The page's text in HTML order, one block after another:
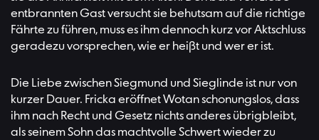
entbrannten Gast versucht sie behutsam auf die richtige
Fährte zu führen, muss es ihm dennoch kurz vor Aktschluss
geradezu vorsprechen, wie er heißt und wer er ist.
Die Liebe zwischen Siegmund und Sieglinde ist nur von
kurzer Dauer. Fricka eröffnet Wotan schonungslos, dass
ihm nach Recht und Gesetz nichts anderes übrigbleibt,
als seinem Sohn das machtvolle Schwert wieder zu